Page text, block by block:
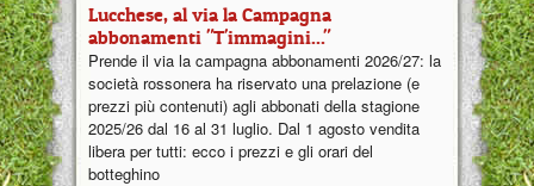
Lucchese, al via la Campagna
abbonamenti "T'immagini..."
Prende il via la campagna abbonamenti 2026/27: la
società rossonera ha riservato una prelazione (e
prezzi più contenuti) agli abbonati della stagione
2025/26 dal 16 al 31 luglio. Dal 1 agosto vendita
libera per tutti: ecco i prezzi e gli orari del
botteghino